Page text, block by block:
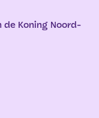
de Koning Noord-